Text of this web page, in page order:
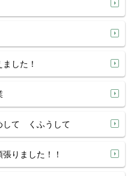
した！
て くふうして
りました！！